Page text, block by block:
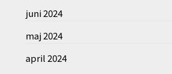
juni 2024
maj 2024
april 2024